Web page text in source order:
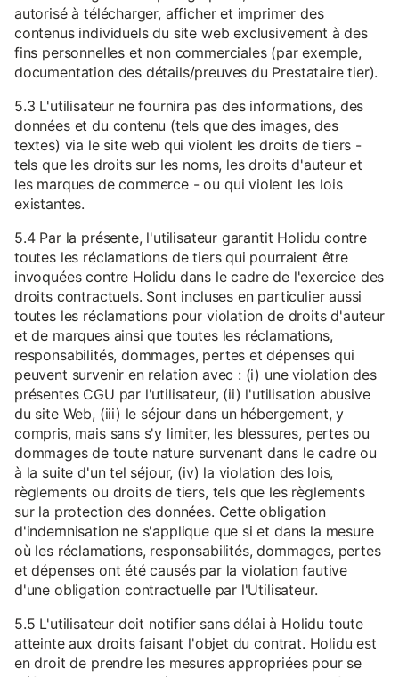
autorisé à télécharger, afficher et imprimer des
contenus individuels du site web exclusivement à des
fins personnelles et non commerciales (par exemple,
documentation des détails/preuves du Prestataire tier).
5.3 L'utilisateur ne fournira pas des informations, des
données et du contenu (tels que des images, des
textes) via le site web qui violent les droits de tiers -
tels que les droits sur les noms, les droits d'auteur et
les marques de commerce - ou qui violent les lois
existantes.
5.4 Par la présente, l'utilisateur garantit Holidu contre
toutes les réclamations de tiers qui pourraient être
invoquées contre Holidu dans le cadre de l'exercice des
droits contractuels. Sont incluses en particulier aussi
toutes les réclamations pour violation de droits d'auteur
et de marques ainsi que toutes les réclamations,
responsabilités, dommages, pertes et dépenses qui
peuvent survenir en relation avec : (i) une violation des
présentes CGU par l'utilisateur, (ii) l'utilisation abusive
du site Web, (iii) le séjour dans un hébergement, y
compris, mais sans s'y limiter, les blessures, pertes ou
dommages de toute nature survenant dans le cadre ou
à la suite d'un tel séjour, (iv) la violation des lois,
règlements ou droits de tiers, tels que les règlements
sur la protection des données. Cette obligation
d'indemnisation ne s'applique que si et dans la mesure
où les réclamations, responsabilités, dommages, pertes
et dépenses ont été causés par la violation fautive
d'une obligation contractuelle par l'Utilisateur.
5.5 L'utilisateur doit notifier sans délai à Holidu toute
atteinte aux droits faisant l'objet du contrat. Holidu est
en droit de prendre les mesures appropriées pour se